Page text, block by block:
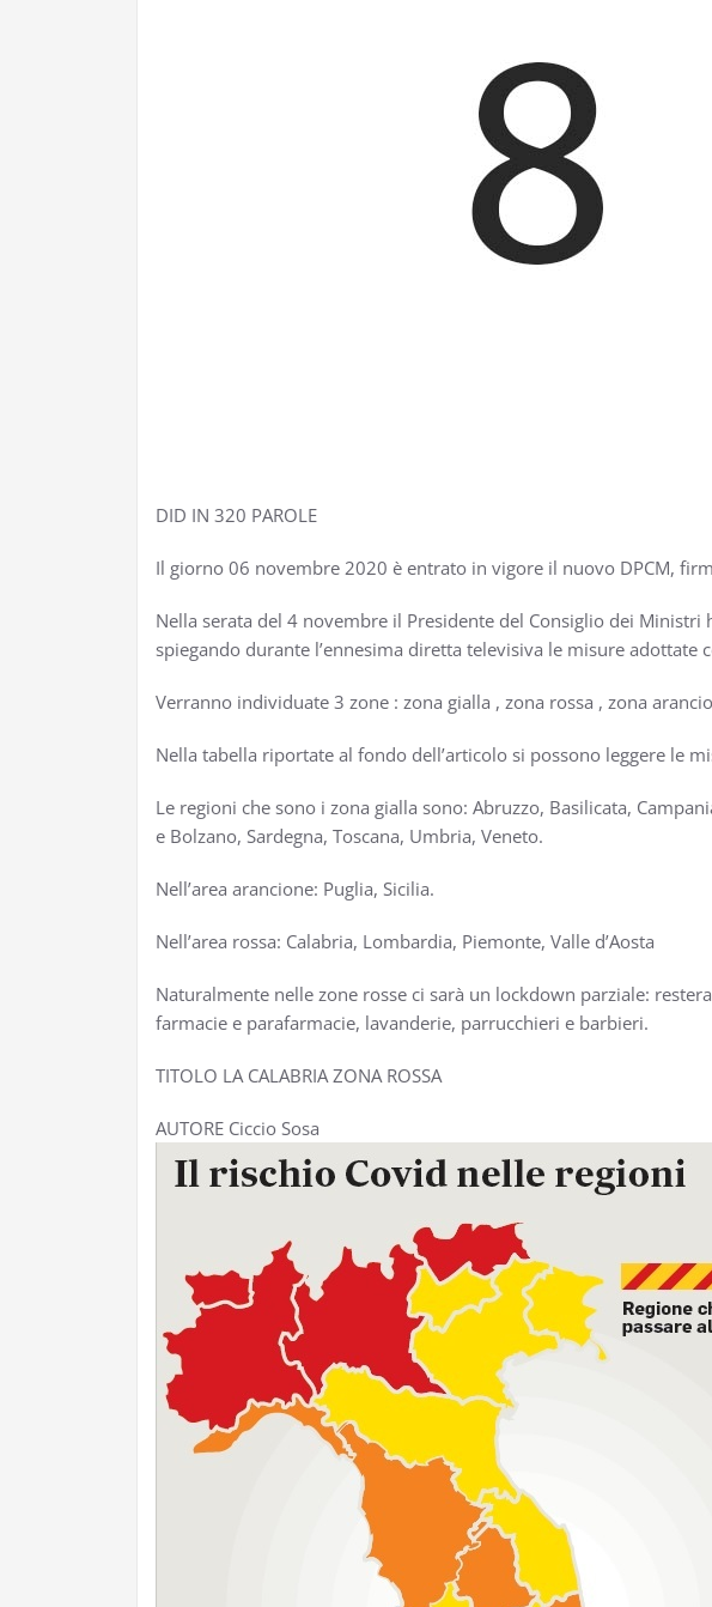
DID IN 320 PAROLE
Il giorno 06 novembre 2020 è entrato in vigore il nuovo DPCM,
Nella serata del 4 novembre il Presidente del Consiglio dei Ministri
spiegando durante l’ennesima diretta televisiva le misure adottate
Verranno individuate 3 zone : zona gialla , zona rossa , zona
Nella tabella riportate al fondo dell’articolo si possono leggere le
Le regioni che sono i zona gialla sono: Abruzzo, Basilicata,
e Bolzano, Sardegna, Toscana, Umbria, Veneto.
Nell’area arancione: Puglia, Sicilia.
Nell’area rossa: Calabria, Lombardia, Piemonte, Valle d’Aosta
Naturalmente nelle zone rosse ci sarà un lockdown parziale:
farmacie e parafarmacie, lavanderie, parrucchieri e barbieri.
TITOLO LA CALABRIA ZONA ROSSA
AUTORE Ciccio Sosa